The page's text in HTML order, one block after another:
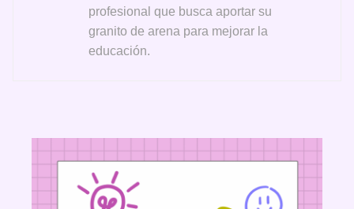
profesional que busca aportar su
granito de arena para mejorar la
educación.